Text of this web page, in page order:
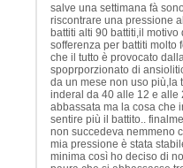
salve una settimana fà
riscontrare una pressione
battiti alti 90 battiti,il motivo
sofferenza per battiti molto
che il tutto è provocato
spoprporzionato di
da un mese non uso più,la
inderal da 40 alle 12 e alle
abbassata ma la cosa che
sentire più il battito..
non succedeva nemmeno
mia pressione è stata
minima così ho deciso di